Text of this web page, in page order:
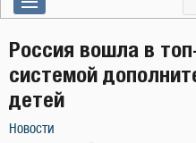
Россия вошла в
системой
детей
Новости